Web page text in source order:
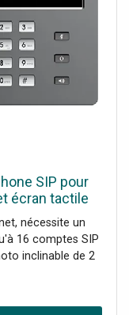
SIP pour
écran tactile
nécessite un
16 comptes SIP
inclinable de 2
les téléphones
5 double bande